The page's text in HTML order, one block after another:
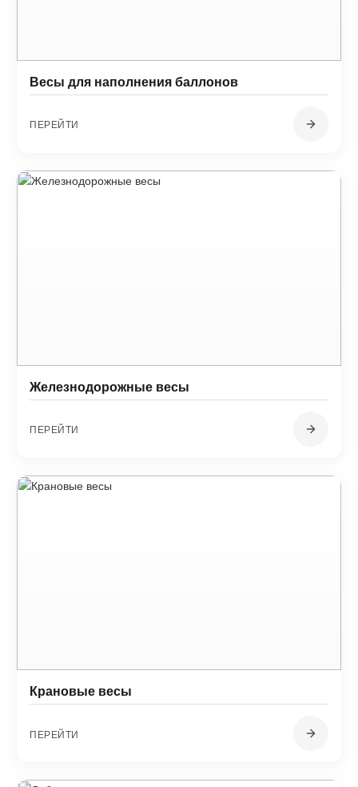
Весы для наполнения баллонов
ПЕРЕЙТИ
Железнодорожные весы
ПЕРЕЙТИ
Крановые весы
ПЕРЕЙТИ